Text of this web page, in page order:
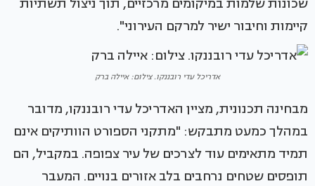
קיימות וחיבור ישיר למרקם העירוני".
אדריכל עדי רובננקו. צילום: איילה ברק
מבחינה תכנונית, מציין האדריכל עדי רובננקו, מדובר
במהלך כמעט מתבקש: "מתקני הספורט הוותיקים אינם
תמיד מתאימים עוד לצרכים של עיר צפופה. במקביל, הם
תופסים שטחים נרחבים בלב אזורים בנויים. המעבר